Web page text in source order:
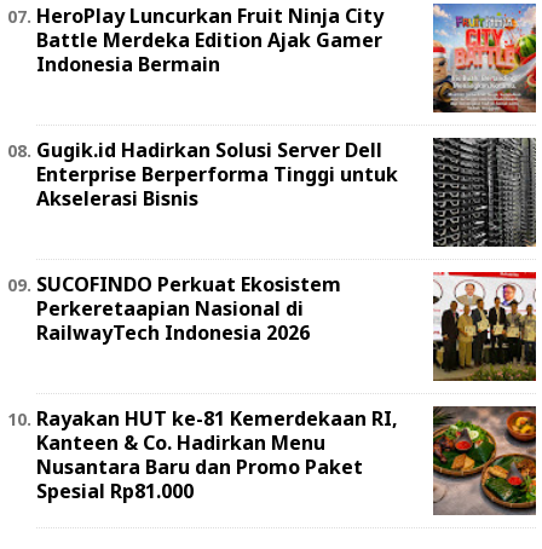
HeroPlay Luncurkan Fruit Ninja City
Battle Merdeka Edition Ajak Gamer
Indonesia Bermain
Gugik.id Hadirkan Solusi Server Dell
Enterprise Berperforma Tinggi untuk
Akselerasi Bisnis
SUCOFINDO Perkuat Ekosistem
Perkeretaapian Nasional di
RailwayTech Indonesia 2026
Rayakan HUT ke-81 Kemerdekaan RI,
Kanteen & Co. Hadirkan Menu
Nusantara Baru dan Promo Paket
Spesial Rp81.000